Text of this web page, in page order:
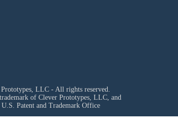
LLC - All rights reserved.
of Clever Prototypes, LLC, and
U.S. Patent and Trademark Office